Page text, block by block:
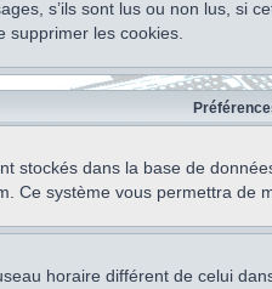
s’ils sont lus ou non lus,
supprimer les cookies.
stockés dans la base de
Ce système vous permettra de
horaire différent de celui